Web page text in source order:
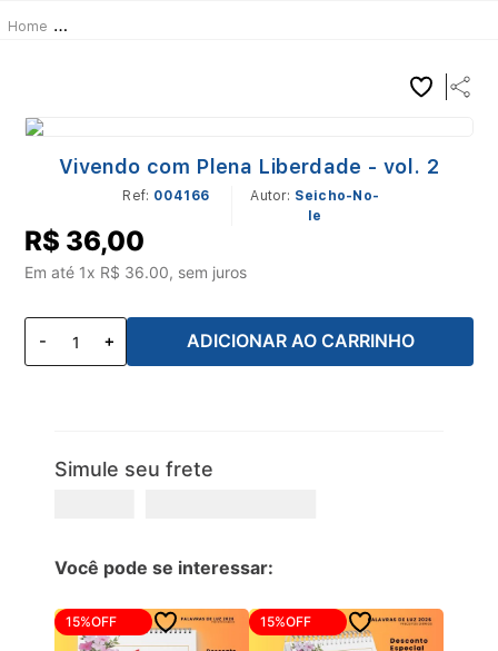
Vivendo com Plena Liberdade - vol. 2
Ref: 004166
Seicho-No-
Ie
R$ 36,00
Em até 1x R$ 36.00, sem juros
ADICIONAR AO CARRINHO
Simule seu frete
Você pode se interessar:
15%OFF 15%OFF